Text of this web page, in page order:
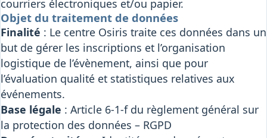
courriers électroniques et/ou papier.
Objet du traitement de données
Finalité : Le centre Osiris traite ces données dans un
but de gérer les inscriptions et l’organisation
logistique de l’évènement, ainsi que pour
l’évaluation qualité et statistiques relatives aux
événements.
Base légale : Article 6-1-f du règlement général sur
la protection des données – RGPD